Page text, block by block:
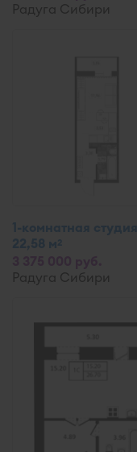
Радуга Сибири
1-комнатная студия
22,58 м2
Радуга Сибири